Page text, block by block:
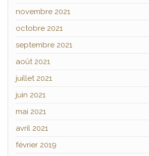
novembre 2021
octobre 2021
septembre 2021
août 2021
juillet 2021
juin 2021
mai 2021
avril 2021
février 2019